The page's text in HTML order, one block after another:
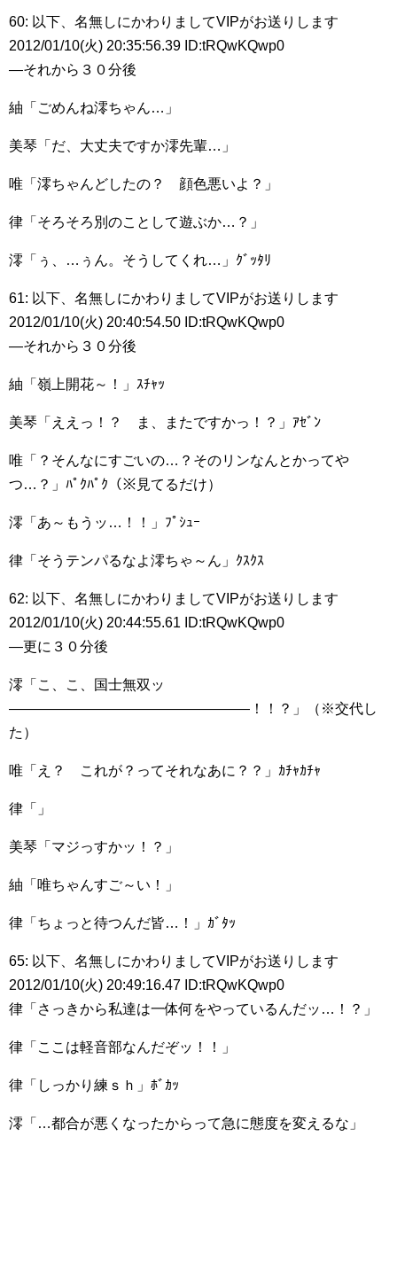
60: 以下、名無しにかわりましてVIPがお送りします
2012/01/10(火) 20:35:56.39 ID:tRQwKQwp0
―それから３０分後
紬「ごめんね澪ちゃん…」
美琴「だ、大丈夫ですか澪先輩…」
唯「澪ちゃんどしたの？ 顔色悪いよ？」
律「そろそろ別のことして遊ぶか…？」
澪「ぅ、…ぅん。そうしてくれ…」ｸﾞｯﾀﾘ
61: 以下、名無しにかわりましてVIPがお送りします
2012/01/10(火) 20:40:54.50 ID:tRQwKQwp0
―それから３０分後
紬「嶺上開花～！」ｽﾁｬｯ
美琴「ええっ！？ ま、またですかっ！？」ｱｾﾞﾝ
唯「？そんなにすごいの…？そのリンなんとかってや
つ…？」ﾊﾟｸﾊﾟｸ（※見てるだけ）
澪「あ～もうッ…！！」ﾌﾟｼｭｰ
律「そうテンパるなよ澪ちゃ～ん」ｸｽｸｽ
62: 以下、名無しにかわりましてVIPがお送りします
2012/01/10(火) 20:44:55.61 ID:tRQwKQwp0
―更に３０分後
澪「こ、こ、国士無双ッ
―――――――――――――――――！！？」（※交代し
た）
唯「え？ これが？ってそれなあに？？」ｶﾁｬｶﾁｬ
律「」
美琴「マジっすかッ！？」
紬「唯ちゃんすご～い！」
律「ちょっと待つんだ皆…！」ｶﾞﾀｯ
65: 以下、名無しにかわりましてVIPがお送りします
2012/01/10(火) 20:49:16.47 ID:tRQwKQwp0
律「さっきから私達は一体何をやっているんだッ…！？」
律「ここは軽音部なんだぞッ！！」
律「しっかり練ｓｈ」ﾎﾞｶｯ
澪「…都合が悪くなったからって急に態度を変えるな」